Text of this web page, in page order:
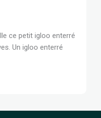
ce petit igloo enterré
Un igloo enterré